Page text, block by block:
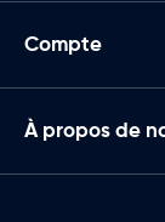
Compte
À propos de